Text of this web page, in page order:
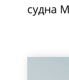
судна